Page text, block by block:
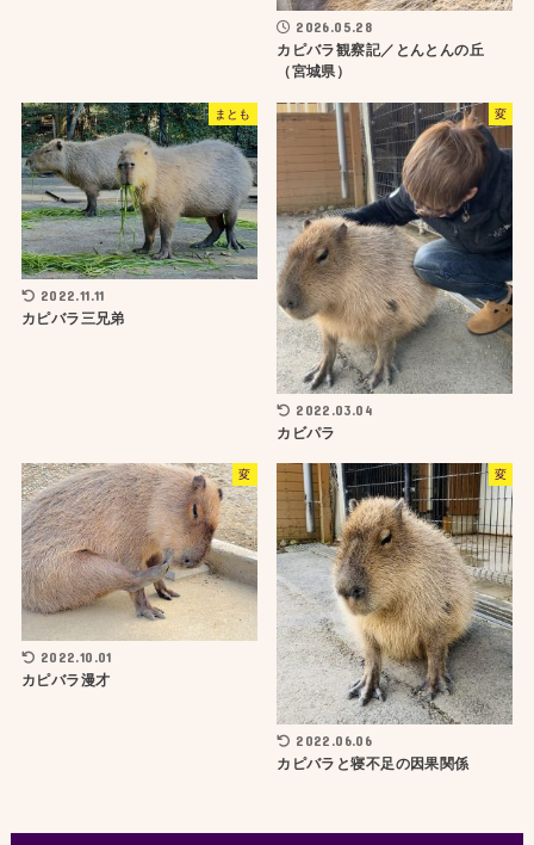
2026.05.28
カピバラ観察記／とんとんの丘
（宮城県）
まとも
2022.11.11
カピバラ三兄弟
変
2022.03.04
カビパラ
変
2022.10.01
カピバラ漫才
変
2022.06.06
カピバラと寝不足の因果関係